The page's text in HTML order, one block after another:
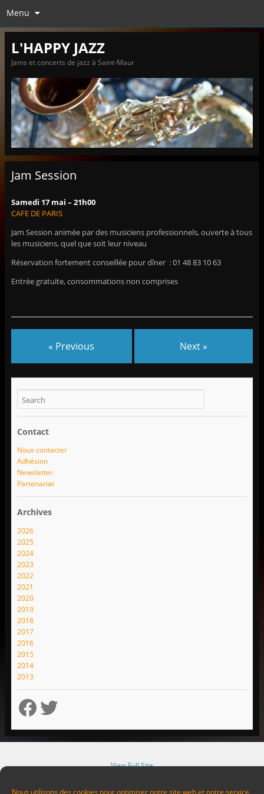
Nous utilisons des cookies pour optimiser notre site web et notre service.
Menu
L'HAPPY JAZZ
Jams et concerts de jazz à Saint-Maur
Jam Session
Samedi 17 mai – 21h00
CAFE DE PARIS
Jam Session animée par des musiciens professionnels, ouverte à tous
les musiciens, quel que soit leur niveau
Réservation fortement conseillée pour dîner : 01 48 83 10 63
Entrée gratuite, consommations non comprises
« Previous Next »
Contact
Nous contacter
Adhésion
Newsletter
Partenariat
Archives
2026
2025
2024
2023
2022
2021
2020
2019
2018
2017
2016
2015
2014
2013
Facebook
Twitter
View Full Site